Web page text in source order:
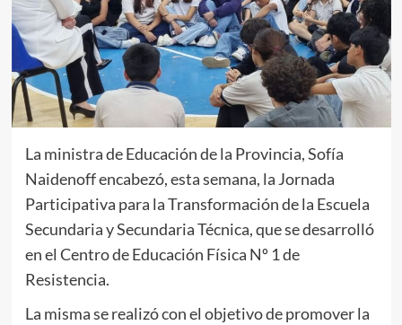
La ministra de Educación de la Provincia, Sofía
Naidenoff encabezó, esta semana, la Jornada
Participativa para la Transformación de la Escuela
Secundaria y Secundaria Técnica, que se desarrolló
en el Centro de Educación Física Nº 1 de
Resistencia.
La misma se realizó con el objetivo de promover la